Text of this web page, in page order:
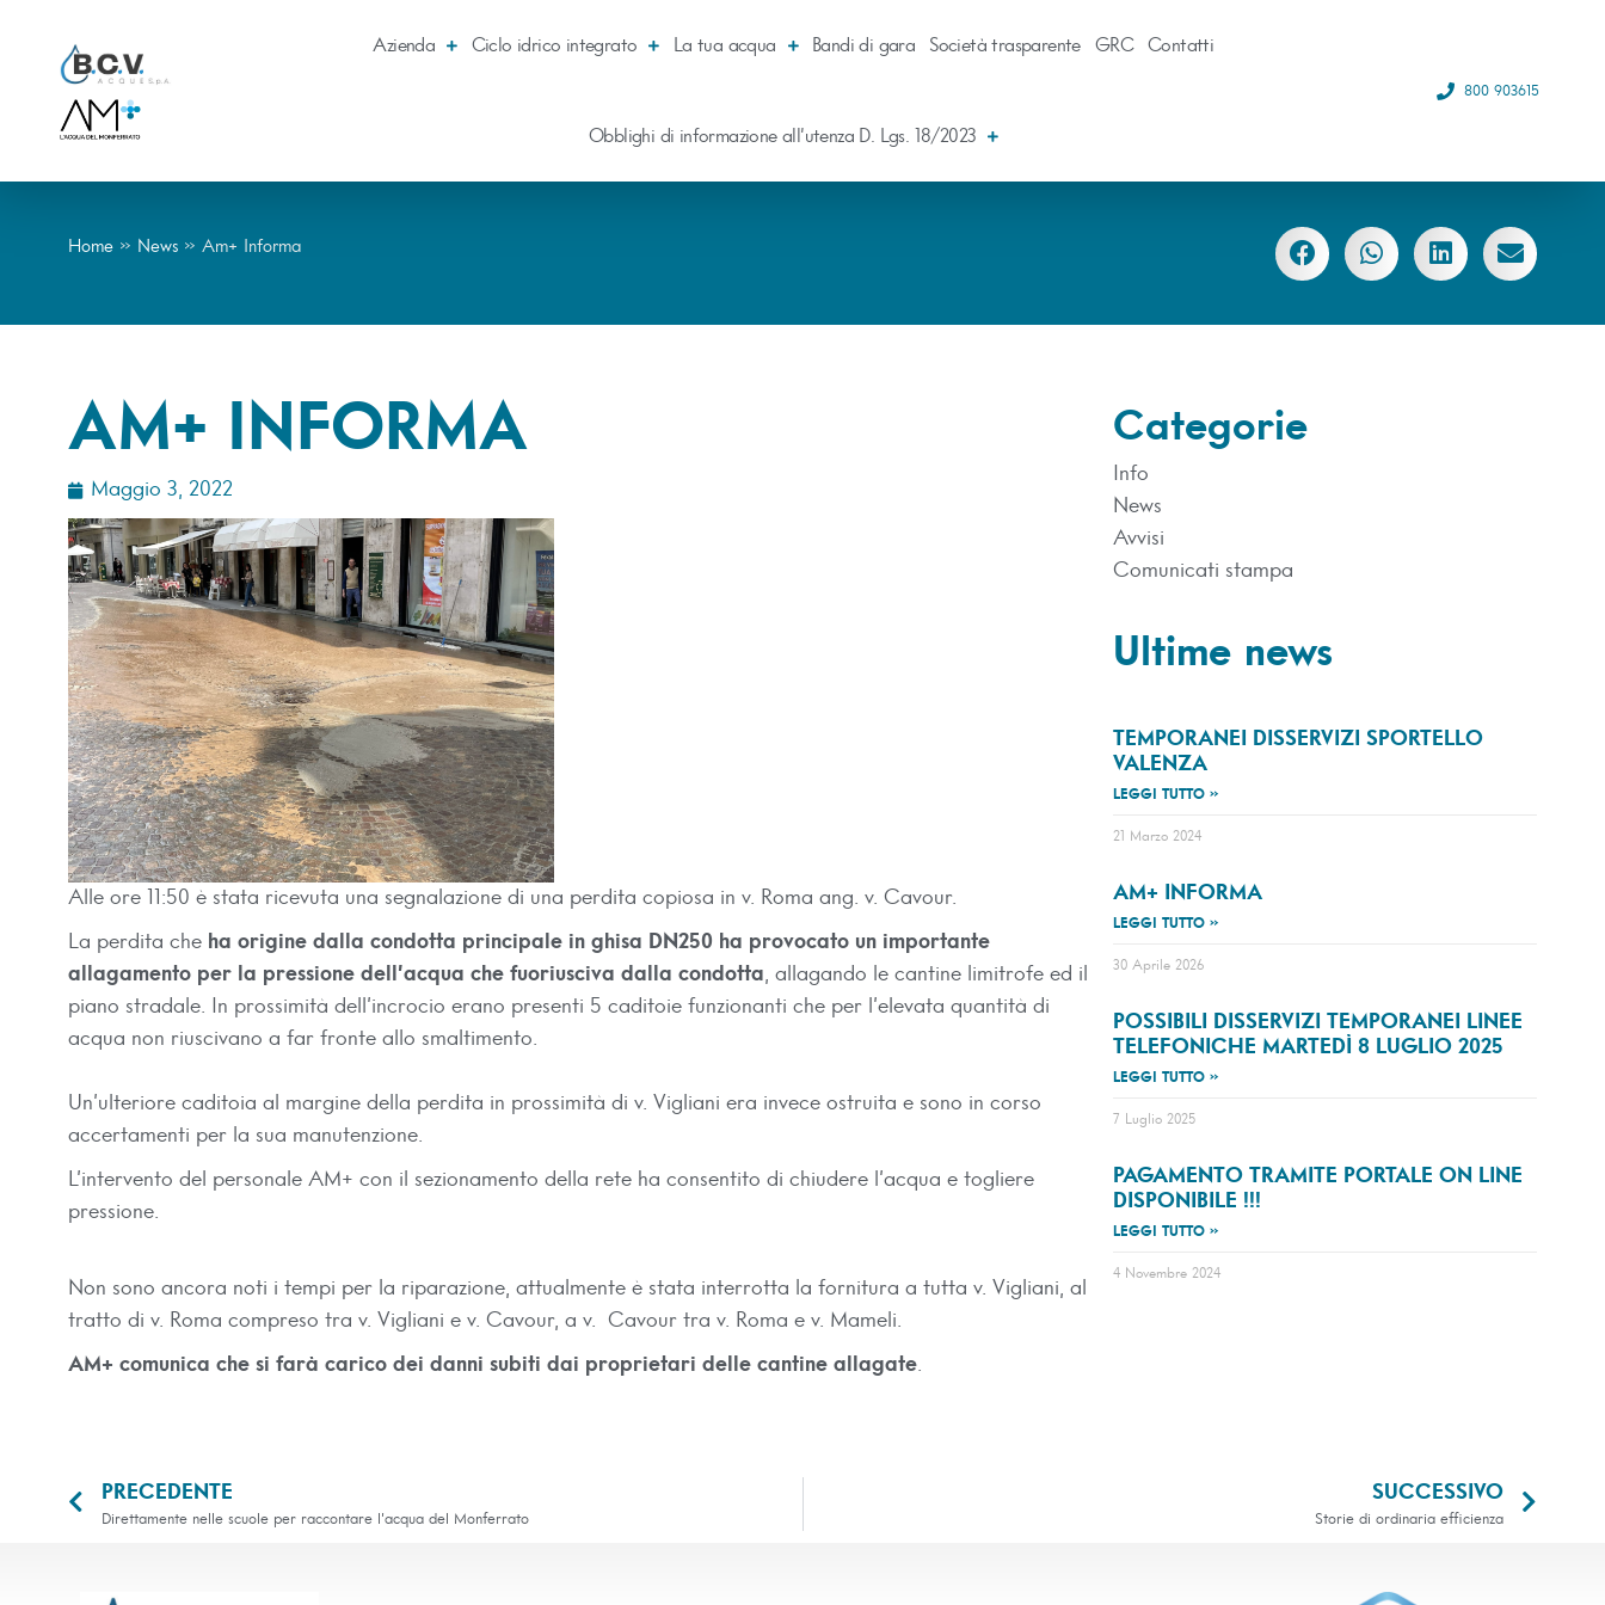
Azienda Ciclo idrico integrato La tua acqua Bandi di gara Società trasparente GRC Contatti
Obblighi di informazione all’utenza D. Lgs. 18/2023
800 903615
Home » News » Am+ Informa
AM+ INFORMA
Maggio 3, 2022
Alle ore 11:50 è stata ricevuta una segnalazione di una perdita copiosa in v. Roma ang. v. Cavour.
La perdita che ha origine dalla condotta principale in ghisa DN250 ha provocato un importante
allagamento per la pressione dell’acqua che fuoriusciva dalla condotta, allagando le cantine limitrofe ed il
piano stradale. In prossimità dell’incrocio erano presenti 5 caditoie funzionanti che per l’elevata quantità di
acqua non riuscivano a far fronte allo smaltimento.
Un’ulteriore caditoia al margine della perdita in prossimità di v. Vigliani era invece ostruita e sono in corso
accertamenti per la sua manutenzione.
L’intervento del personale AM+ con il sezionamento della rete ha consentito di chiudere l’acqua e togliere
pressione.
Non sono ancora noti i tempi per la riparazione, attualmente è stata interrotta la fornitura a tutta v. Vigliani, al
tratto di v. Roma compreso tra v. Vigliani e v. Cavour, a v. Cavour tra v. Roma e v. Mameli.
AM+ comunica che si farà carico dei danni subiti dai proprietari delle cantine allagate.
Categorie
Info
News
Avvisi
Comunicati stampa
Ultime news
TEMPORANEI DISSERVIZI SPORTELLO
VALENZA
LEGGI TUTTO »
21 Marzo 2024
AM+ INFORMA
LEGGI TUTTO »
30 Aprile 2026
POSSIBILI DISSERVIZI TEMPORANEI LINEE
TELEFONICHE MARTEDÌ 8 LUGLIO 2025
LEGGI TUTTO »
7 Luglio 2025
PAGAMENTO TRAMITE PORTALE ON LINE
DISPONIBILE !!!
LEGGI TUTTO »
4 Novembre 2024
PRECEDENTE
Direttamente nelle scuole per raccontare l’acqua del Monferrato
SUCCESSIVO
Storie di ordinaria efficienza